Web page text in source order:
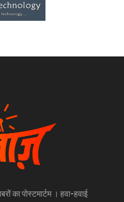
का पोस्टमार्टम । हवा-हवाई